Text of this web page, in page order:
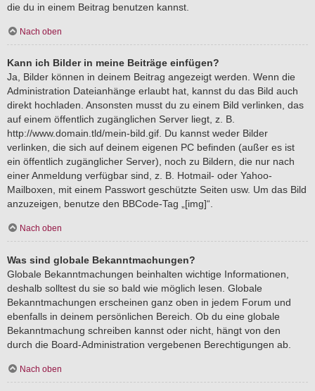
die du in einem Beitrag benutzen kannst.
Nach oben
Kann ich Bilder in meine Beiträge einfügen?
Ja, Bilder können in deinem Beitrag angezeigt werden. Wenn die
Administration Dateianhänge erlaubt hat, kannst du das Bild auch
direkt hochladen. Ansonsten musst du zu einem Bild verlinken, das
auf einem öffentlich zugänglichen Server liegt, z. B.
http://www.domain.tld/mein-bild.gif. Du kannst weder Bilder
verlinken, die sich auf deinem eigenen PC befinden (außer es ist
ein öffentlich zugänglicher Server), noch zu Bildern, die nur nach
einer Anmeldung verfügbar sind, z. B. Hotmail- oder Yahoo-
Mailboxen, mit einem Passwort geschützte Seiten usw. Um das Bild
anzuzeigen, benutze den BBCode-Tag „[img]“.
Nach oben
Was sind globale Bekanntmachungen?
Globale Bekanntmachungen beinhalten wichtige Informationen,
deshalb solltest du sie so bald wie möglich lesen. Globale
Bekanntmachungen erscheinen ganz oben in jedem Forum und
ebenfalls in deinem persönlichen Bereich. Ob du eine globale
Bekanntmachung schreiben kannst oder nicht, hängt von den
durch die Board-Administration vergebenen Berechtigungen ab.
Nach oben